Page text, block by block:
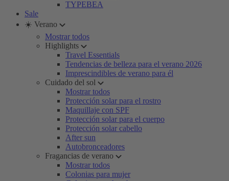
TYPEBEA
Sale
☀️ Verano
Mostrar todos
Highlights
Travel Essentials
Tendencias de belleza para el verano 2026
Imprescindibles de verano para él
Cuidado del sol
Mostrar todos
Protección solar para el rostro
Maquillaje con SPF
Protección solar para el cuerpo
Protección solar cabello
After sun
Autobronceadores
Fragancias de verano
Mostrar todos
Colonias para mujer